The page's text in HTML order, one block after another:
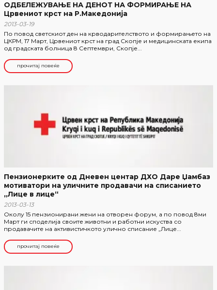
ОДБЕЛЕЖУВАЊЕ НА ДЕНОТ НА ФОРМИРАЊЕ НА
Црвениот крст на Р.Македонија
2013-03-19
По повод светскиот ден на крводарителството и формирањето на
ЦКРМ, 17 Март, Црвениот крст на град Скопје и медицинската екипа
од градската болница 8 Септември, Скопје...
прочитај повеќе
Пензионерките од Дневен центар ДХО Даре Џамбаз
мотиватори на уличните продавачи на списанието
„Лице в лице“
2013-03-13
Околу 15 пензионирани жени на отворен форум, а по повод 8ми
Март ги споделија своите животни и работни искуства со
продавачите на активистичкото улично списание „Лице...
прочитај повеќе